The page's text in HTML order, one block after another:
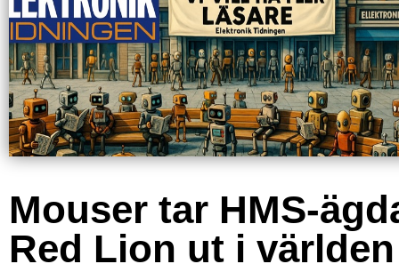
Mouser tar HMS-
Red Lion ut i världen